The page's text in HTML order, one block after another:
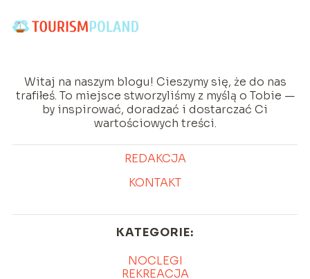
Witaj na naszym blogu! Cieszymy się, że do nas
trafiłeś. To miejsce stworzyliśmy z myślą o Tobie —
by inspirować, doradzać i dostarczać Ci
wartościowych treści.
REDAKCJA
KONTAKT
KATEGORIE:
NOCLEGI
REKREACJA